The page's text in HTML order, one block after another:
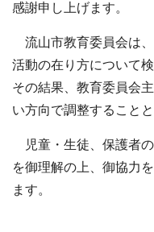
感謝申し上げます。
流山市教育委員会は
活動の在り方について
その結果、教育委員会
い方向で調整すること
児童・生徒、保護者
を御理解の上、御協力
ます。